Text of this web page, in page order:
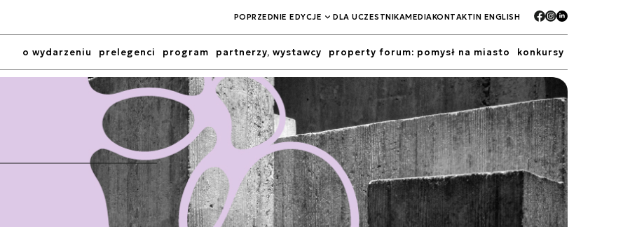
POPRZEDNIE EDYCJE DLA UCZESTNIKAMEDIAKONTAKTIN ENGLISH
o wydarzeniu prelegenci program partnerzy, wystawcy property forum: pomysł na miasto konkursy